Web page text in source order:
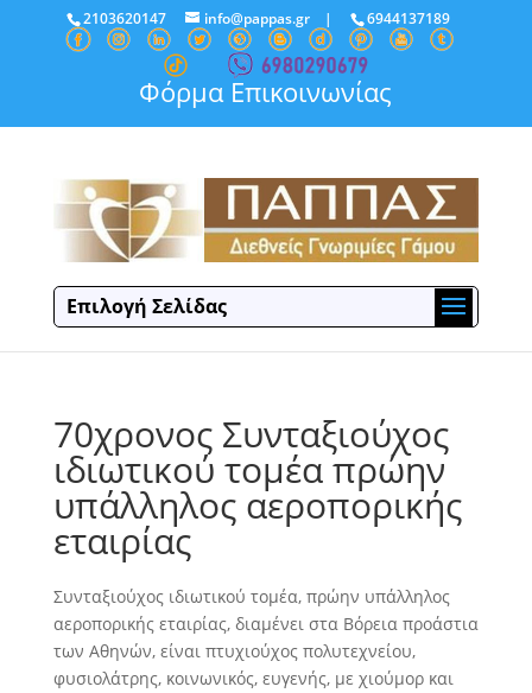
2103620147 info@pappas.gr| 6944137189
Φόρμα Επικοινωνίας
Επιλογή Σελίδας
70χρονος Συνταξιούχος
ιδιωτικού τομέα πρώην
υπάλληλος αεροπορικής
εταιρίας
Συνταξιούχος ιδιωτικού τομέα, πρώην υπάλληλος
αεροπορικής εταιρίας, διαμένει στα Βόρεια προάστια
των Αθηνών, είναι πτυχιούχος πολυτεχνείου,
φυσιολάτρης, κοινωνικός, ευγενής, με χιούμορ και